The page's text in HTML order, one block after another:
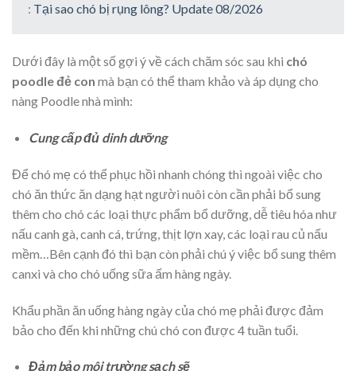
: Tại sao chó bị rụng lông? Update 08/2026
Dưới đây là một số gợi ý về cách chăm sóc sau khi chó
poodle đẻ con mà bạn có thể tham khảo và áp dụng cho
nàng Poodle nhà mình:
Cung cấp đủ dinh dưỡng
Để chó mẹ có thể phục hồi nhanh chóng thì ngoài việc cho
chó ăn thức ăn dạng hạt người nuôi còn cần phải bổ sung
thêm cho chó các loại thực phẩm bổ dưỡng, dễ tiêu hóa như
nấu canh gà, canh cá, trứng, thịt lợn xay, các loại rau củ nấu
mềm…Bên cạnh đó thì bạn còn phải chú ý việc bổ sung thêm
canxi và cho chó uống sữa ấm hàng ngày.
Khẩu phần ăn uống hàng ngày của chó mẹ phải được đảm
bảo cho đến khi những chú chó con được 4 tuần tuổi.
Đảm bảo môi trường sạch sẽ